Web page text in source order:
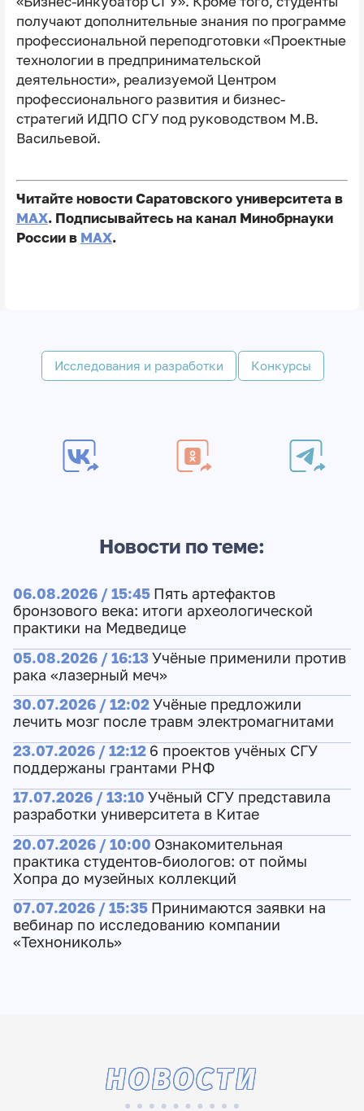
получают дополнительные знания по программе
профессиональной переподготовки «Проектные
технологии в предпринимательской
деятельности», реализуемой Центром
профессионального развития и бизнес-
стратегий ИДПО СГУ под руководством М.В.
Васильевой.
Читайте новости Саратовского университета в
MAX. Подписывайтесь на канал Минобрнауки
России в MAX.
Исследования и разработки Конкурсы
Новости по теме:
06.08.2026 / 15:45 Пять артефактов
бронзового века: итоги археологической
практики на Медведице
05.08.2026 / 16:13Учёные применили против
рака «лазерный меч»
30.07.2026 / 12:02Учёные предложили
лечить мозг после травм электромагнитами
23.07.2026 / 12:12 6 проектов учёных СГУ
поддержаны грантами РНФ
17.07.2026 / 13:10 Учёный СГУ представила
разработки университета в Китае
20.07.2026 / 10:00 Ознакомительная
практика студентов-биологов: от поймы
Хопра до музейных коллекций
07.07.2026 / 15:35 Принимаются заявки на
вебинар по исследованию компании
«Технониколь»
НОВОСТИ